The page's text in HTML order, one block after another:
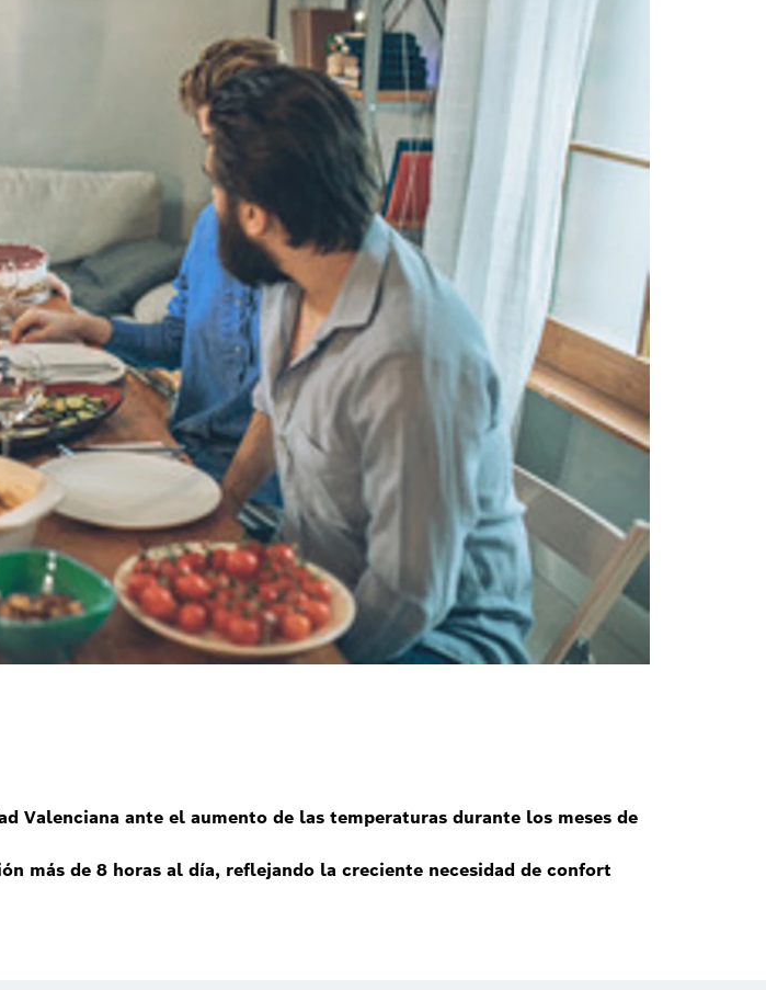
Valenciana ante el aumento de las temperaturas durante los meses de
más de 8 horas al día, reflejando la creciente necesidad de confort